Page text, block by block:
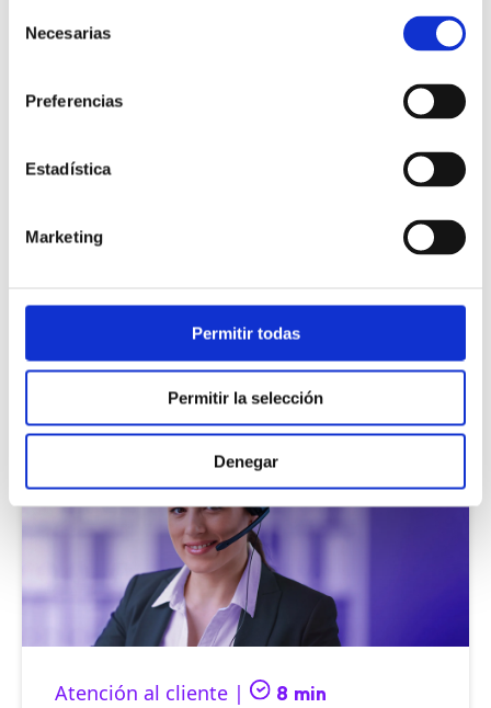
Necesarias
Preferencias
Estadística
Marketing
Permitir todas
Permitir la selección
Denegar
Atención al cliente | 8 min